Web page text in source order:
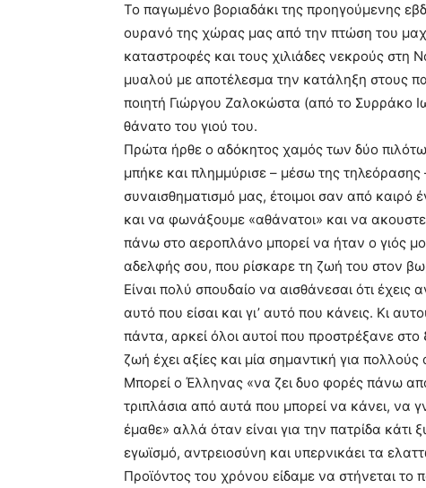
Το παγωμένο βοριαδάκι της προηγούμενης
ουρανό της χώρας μας από την πτώση του
καταστροφές και τους χιλιάδες νεκρούς στη
μυαλού με αποτέλεσμα την κατάληξη στους
ποιητή Γιώργου Ζαλοκώστα (από το Συρράκο
θάνατο του γιού του.
Πρώτα ήρθε ο αδόκητος χαμός των δύο
μπήκε και πλημμύρισε – μέσω της
συναισθηματισμό μας, έτοιμοι σαν από
και να φωνάξουμε «αθάνατοι» και να
πάνω στο αεροπλάνο μπορεί να ήταν ο γιός
αδελφής σου, που ρίσκαρε τη ζωή του στον
Είναι πολύ σπουδαίο να αισθάνεσαι ότι
αυτό που είσαι και γι’ αυτό που κάνεις. Κι
πάντα, αρκεί όλοι αυτοί που προστρέξανε
ζωή έχει αξίες και μία σημαντική για
Μπορεί ο Έλληνας «να ζει δυο φορές πάνω
τριπλάσια από αυτά που μπορεί να κάνει, να
έμαθε» αλλά όταν είναι για την πατρίδα κάτι
εγωϊσμό, αντρειοσύνη και υπερνικάει τα
Προϊόντος του χρόνου είδαμε να στήνεται το